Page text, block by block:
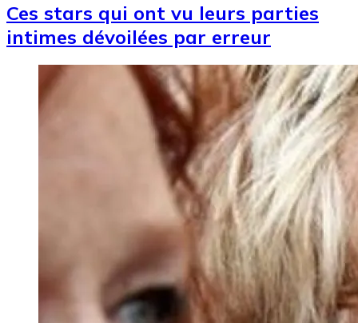
Ces stars qui ont vu leurs parties
intimes dévoilées par erreur
Image